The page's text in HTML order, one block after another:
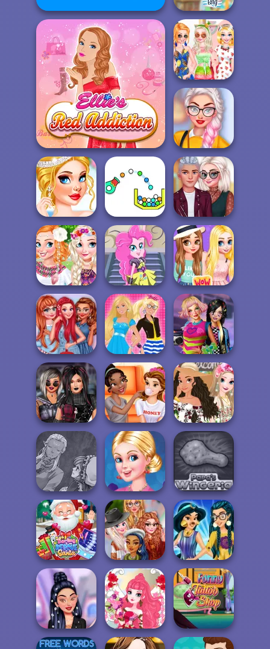
Ice Queen Beauty HTML5
Barbie's Red Addiction
TikTok Girls
Design My Beach
B...
Fruity Fashion
Style
Villain Princess
Four Differen...
Princess
Wedding Theme:
Tropic...
Cannon Strike
High School
Crush
Design My Stylish
Flower Crown
Pinkie Pony
Princesses
Flower Nails Art
Princesses
Impress Your
School...
Barbie's College
Outfit
BFFs Weirdcore
Aesthetic
Plus Sized Goth
Models
Bffs Weekend
Activities
Moana's Garden
Party
Manga Creator
World Of
Fantasy...
Barbie's Retro
Makeover
Papa's Wingeria
Doc Darling
Santa Surgery
My Perfect Rainy
Day Look
Jasmine
Famous On
Snapchat